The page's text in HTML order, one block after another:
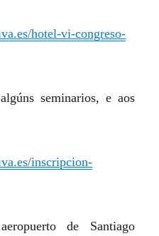
hotel-vi-congreso-
seminarios, e aos
inscripcion-
de Santiago